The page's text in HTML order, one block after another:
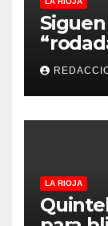
LA RIOJA